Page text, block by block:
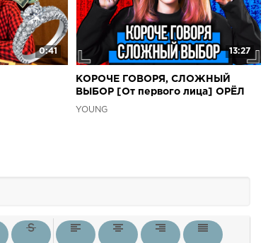
0:41 13:27
КОРОЧЕ ГОВОРЯ, СЛОЖНЫЙ
ВЫБОР [От первого лица] ОРЁЛ
ИЛИ РЕШКА?
YOUNG